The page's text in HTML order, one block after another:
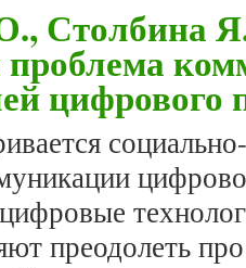
Столбина
цифрового
преодолеть